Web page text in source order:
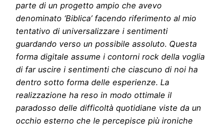
parte di un progetto ampio che avevo
denominato ‘Biblica’ facendo riferimento al mio
tentativo di universalizzare i sentimenti
guardando verso un possibile assoluto. Questa
forma digitale assume i contorni rock della voglia
di far uscire i sentimenti che ciascuno di noi ha
dentro sotto forma delle esperienze. La
realizzazione ha reso in modo ottimale il
paradosso delle difficoltà quotidiane viste da un
occhio esterno che le percepisce più ironiche